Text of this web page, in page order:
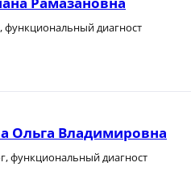
функциональный диагност
Ольга Владимировна
функциональный диагност